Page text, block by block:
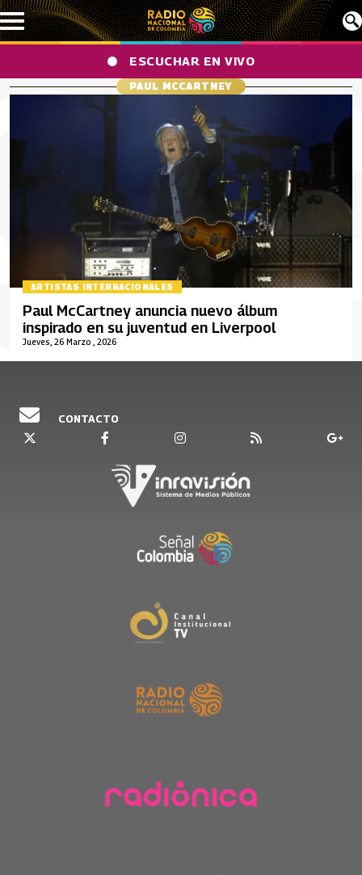
Pasar al contenido principal
ESCUCHAR EN VIVO
PAUL MCCARTNEY
ARTISTAS INTERNACIONALES
Jueves, 26 Marzo , 2026
Paul McCartney anuncia nuevo álbum
inspirado en su juventud en Liverpool
CONTACTO